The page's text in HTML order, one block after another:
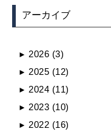
アーカイブ
► 2026 (3)
► 2025 (12)
► 2024 (11)
► 2023 (10)
► 2022 (16)